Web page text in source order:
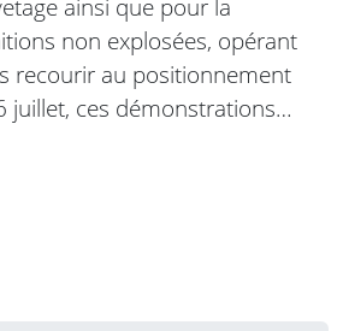
non explosées, opérant
recourir au positionnement
juillet, ces démonstrations…